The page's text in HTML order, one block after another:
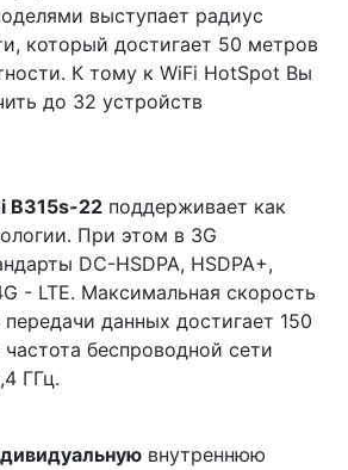
выступает радиус
который достигает 50 метров
К тому к WiFi HotSpot Вы
до 32 устройств
B315s-22 поддерживает как
При этом в 3G
DC-HSDPA, HSDPA+,
- LTE. Максимальная скорость
данных достигает 150
беспроводной сети
ГГц.
внутреннюю